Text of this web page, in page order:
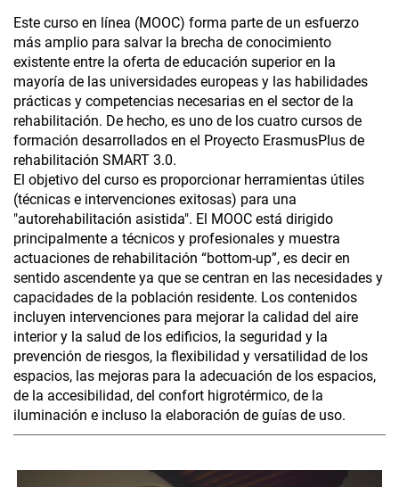
Este curso en línea (MOOC) forma parte de un esfuerzo
más amplio para salvar la brecha de conocimiento
existente entre la oferta de educación superior en la
mayoría de las universidades europeas y las habilidades
prácticas y competencias necesarias en el sector de la
rehabilitación. De hecho, es uno de los cuatro cursos de
formación desarrollados en el Proyecto ErasmusPlus de
rehabilitación SMART 3.0.
El objetivo del curso es proporcionar herramientas útiles
(técnicas e intervenciones exitosas) para una
"autorehabilitación asistida". El MOOC está dirigido
principalmente a técnicos y profesionales y muestra
actuaciones de rehabilitación “bottom-up”, es decir en
sentido ascendente ya que se centran en las necesidades y
capacidades de la población residente. Los contenidos
incluyen intervenciones para mejorar la calidad del aire
interior y la salud de los edificios, la seguridad y la
prevención de riesgos, la flexibilidad y versatilidad de los
espacios, las mejoras para la adecuación de los espacios,
de la accesibilidad, del confort higrotérmico, de la
iluminación e incluso la elaboración de guías de uso.